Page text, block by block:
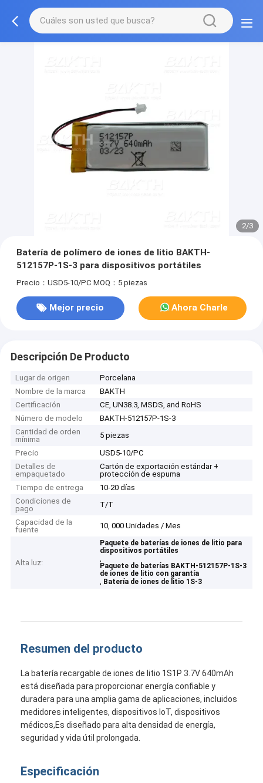
2/3
Batería de polímero de iones de litio BAKTH-
512157P-1S-3 para dispositivos portátiles
Precio：USD5-10/PC MOQ：5 piezas
Mejor precio Ahora Charle
Descripción De Producto
Lugar de origen
Porcelana
Nombre de la marca
BAKTH
Certificación
CE, UN38.3, MSDS, and RoHS
Número de modelo
BAKTH-512157P-1S-3
Cantidad de orden
mínima
5 piezas
Precio
USD5-10/PC
Detalles de
empaquetado
Cartón de exportación estándar +
protección de espuma
Tiempo de entrega
10-20 días
Condiciones de
pago
T/T
Capacidad de la
fuente
10, 000 Unidades / Mes
Alta luz:
Paquete de baterías de iones de litio para
dispositivos portátiles
,
Paquete de baterías BAKTH-512157P-1S-3
de iones de litio con garantía
, Batería de iones de litio 1S-3
Resumen del producto
La batería recargable de iones de litio 1S1P 3.7V 640mAh
está diseñada para proporcionar energía confiable y
duradera para una amplia gama de aplicaciones, incluidos
medidores inteligentes, dispositivos IoT, dispositivos
médicos,Es diseñado para alta densidad de energía,
seguridad y vida útil prolongada.
Especificación